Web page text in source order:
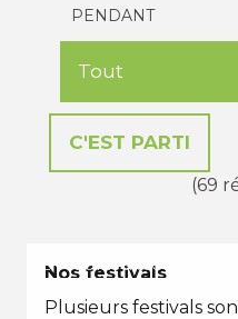
PENDANT
(69
EN TOUTES SAISONS
Nos festivals
Plusieurs festivals